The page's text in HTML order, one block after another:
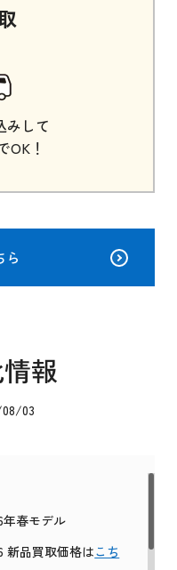
みして
OK！
ら
報
03
年春モデル
新品買取価格はこち